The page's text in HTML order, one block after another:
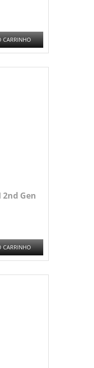
CARRINHO
Gen
CARRINHO